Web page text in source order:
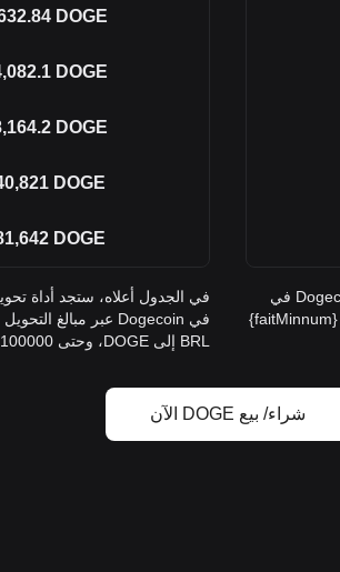
في الجدول أعلاه، ستجد أداة تحويل شاملة من DOGE إلى BRL تعرض قيمة Dogecoin في
الريال البرازيلي عبر مبالغ التحويل شائعة الاستخدام. تغطي القائمة التحويلات من {faitMinnum}
DOGE
DOGE
DOGE
DOGE
DOGE
BRL إلى DOGE، وحتى 100000 BRL، مما يوفر رؤية واضحة لقيم كل منها.
شراء/ بيع DOGE الآن